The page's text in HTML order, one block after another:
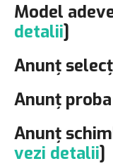
Model
detalii]
Anunț
Anunț
Anunț
vezi detalii]